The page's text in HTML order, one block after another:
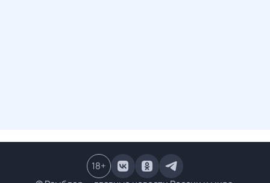
18+